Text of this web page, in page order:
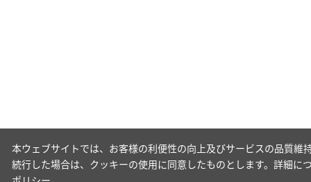
本ウェブサイトでは、お客様の利便性の向上及びサービスの品質
続行した場合は、クッキーの使用に同意したものとします。詳細